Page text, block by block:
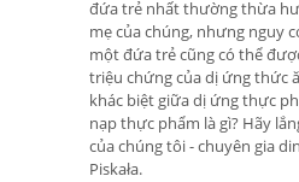
đứa trẻ nhất thường thừa
mẹ của chúng, nhưng nguy
một đứa trẻ cũng có thể
triệu chứng của dị ứng thức
khác biệt giữa dị ứng thực
nạp thực phẩm là gì? Hãy
của chúng tôi - chuyên gia
Piskała.